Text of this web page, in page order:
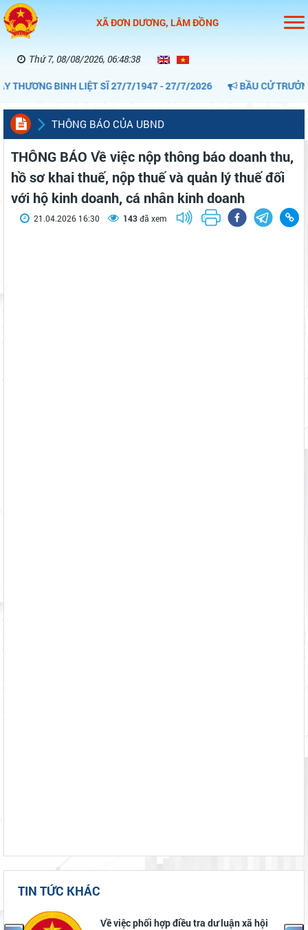
XÃ ĐƠN DƯƠNG, LÂM ĐỒNG
Thứ 7, 08/08/2026, 06:48:38
BINH LIỆT SĨ 27/7/1947 - 27/7/2026 BẦU CỬ TRƯỞNG
THÔNG BÁO CỦA UBND
THÔNG BÁO Về việc nộp thông báo doanh thu,
hồ sơ khai thuế, nộp thuế và quản lý thuế đối
với hộ kinh doanh, cá nhân kinh doanh
21.04.2026 16:30 143đã xem
TIN TỨC KHÁC
Về việc phối hợp điều tra dư luận xã hội